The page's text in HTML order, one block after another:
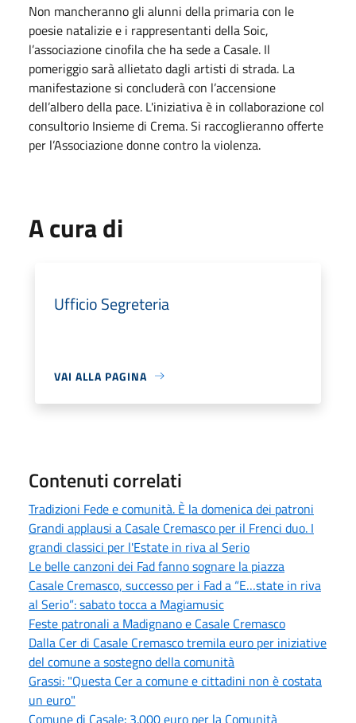
Non mancheranno gli alunni della primaria con le
poesie natalizie e i rappresentanti della Soic,
l’associazione cinofila che ha sede a Casale. Il
pomeriggio sarà allietato dagli artisti di strada. La
manifestazione si concluderà con l’accensione
dell’albero della pace. L'iniziativa è in collaborazione col
consultorio Insieme di Crema. Si raccoglieranno offerte
per l’Associazione donne contro la violenza.
A cura di
Ufficio Segreteria
VAI ALLA PAGINA
Contenuti correlati
Tradizioni Fede e comunità. È la domenica dei patroni
Grandi applausi a Casale Cremasco per il Frenci duo. I
grandi classici per l'Estate in riva al Serio
Le belle canzoni dei Fad fanno sognare la piazza
Casale Cremasco, successo per i Fad a “E…state in riva
al Serio”: sabato tocca a Magiamusic
Feste patronali a Madignano e Casale Cremasco
Dalla Cer di Casale Cremasco tremila euro per iniziative
del comune a sostegno della comunità
Grassi: "Questa Cer a comune e cittadini non è costata
un euro"
Comune di Casale: 3.000 euro per la Comunità